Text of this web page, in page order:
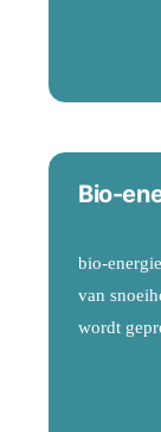
Bio-
bio-
van
wordt